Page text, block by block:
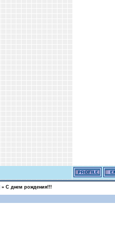
» С днем рождения!!!